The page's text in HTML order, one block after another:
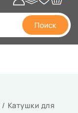
Поиск
Катушки для